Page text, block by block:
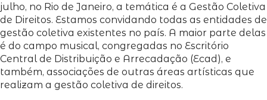
julho, no Rio de Janeiro, a temática é a Gestão Coletiva
de Direitos. Estamos convidando todas as entidades de
gestão coletiva existentes no país. A maior parte delas
é do campo musical, congregadas no Escritório
Central de Distribuição e Arrecadação (Ecad), e
também, associações de outras áreas artísticas que
realizam a gestão coletiva de direitos.